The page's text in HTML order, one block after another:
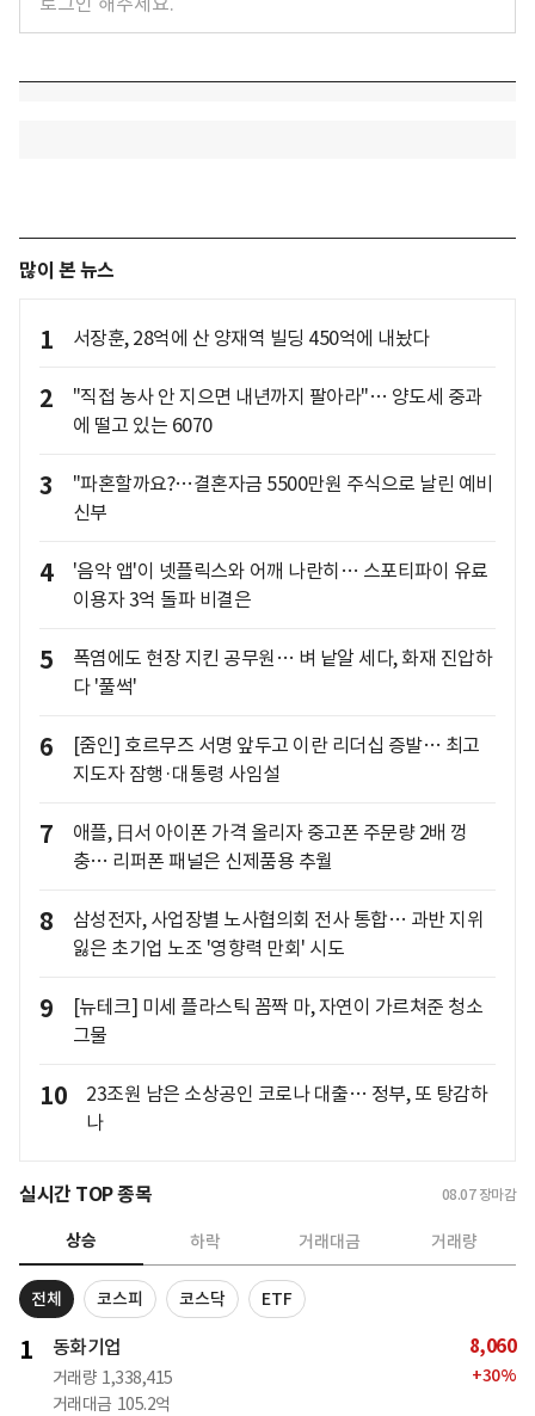
많이 본 뉴스
1 서장훈, 28억에 산 양재역 빌딩 450억에 내놨다
2
"직접 농사 안 지으면 내년까지 팔아라"… 양도세 중과
에 떨고 있는 6070
3
"파혼할까요?…결혼자금 5500만원 주식으로 날린 예비
신부
4
'음악 앱'이 넷플릭스와 어깨 나란히… 스포티파이 유료
이용자 3억 돌파 비결은
5
폭염에도 현장 지킨 공무원… 벼 낱알 세다, 화재 진압하
다 '풀썩'
6
[줌인] 호르무즈 서명 앞두고 이란 리더십 증발… 최고
지도자 잠행·대통령 사임설
7
애플, 日서 아이폰 가격 올리자 중고폰 주문량 2배 껑
충… 리퍼폰 패널은 신제품용 추월
8
삼성전자, 사업장별 노사협의회 전사 통합… 과반 지위
잃은 초기업 노조 '영향력 만회' 시도
9
[뉴테크] 미세 플라스틱 꼼짝 마, 자연이 가르쳐준 청소
그물
10
23조원 남은 소상공인 코로나 대출… 정부, 또 탕감하
나
실시간 TOP 종목 08.07 장마감
상승 하락 거래대금 거래량
전체 코스피 코스닥 ETF
1 동화기업
거래량 1,338,415
거래대금 105.2억
8,060
+30%